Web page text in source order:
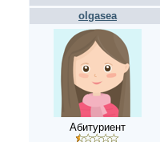
olgasea
Абитуриент